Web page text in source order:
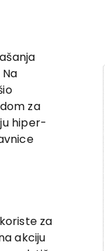
za
hiper-
za
akciju